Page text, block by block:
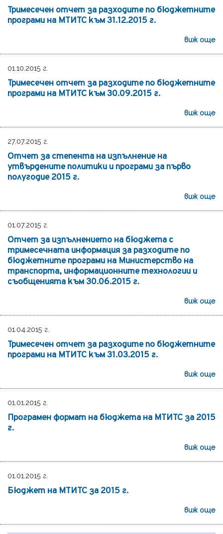
Тримесечен отчет за разходите по бюджетните
програми на МТИТС към 31.12.2015 г.
виж още
01.10.2015 г.
Тримесечен отчет за разходите по бюджетните
програми на МТИТС към 30.09.2015 г.
виж още
27.07.2015 г.
Отчет за степента на изпълнение на
утвърдените политики и програми за първо
полугодие 2015 г.
виж още
01.07.2015 г.
Отчет за изпълнението на бюджета с
тримесечната информация за разходите по
бюджетните програми на Министерство на
транспорта, информационните технологии и
съобщенията към 30.06.2015 г.
виж още
01.04.2015 г.
Тримесечен отчет за разходите по бюджетните
програми на МТИТС към 31.03.2015 г.
виж още
01.01.2015 г.
Програмен формат на бюджета на МТИТС за 2015
г.
виж още
01.01.2015 г.
Бюджет на МТИТС за 2015 г.
виж още